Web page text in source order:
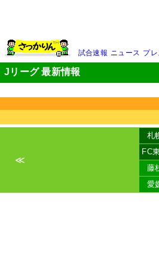
試合速報 ニュース プ
Jリーグ 最新情報
≪
札
FC
藤
愛